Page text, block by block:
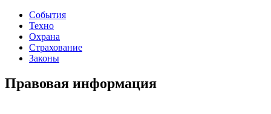
События
Техно
Охрана
Страхование
Законы
Правовая информация